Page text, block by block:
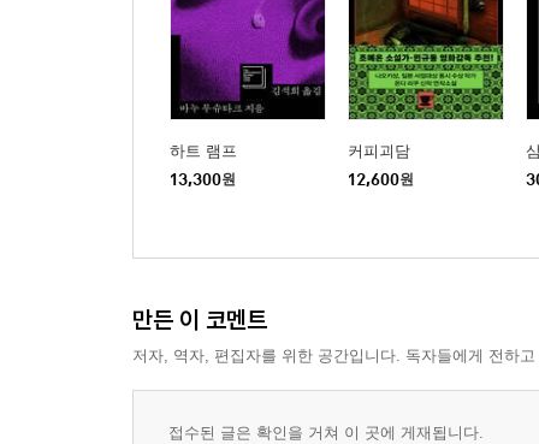
하트 램프
13,300원
커피괴담
12,600원
만든 이 코멘트
저자, 역자, 편집자를 위한 공간입니다. 독자들에게 전하
접수된 글은 확인을 거쳐 이 곳에 게재됩니다.